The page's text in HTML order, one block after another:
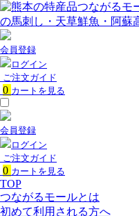
会員登録
ログイン
ご注文ガイド
0 カートを見る
会員登録
ログイン
ご注文ガイド
0 カートを見る
TOP
つながるモールとは
初めて利用される方へ